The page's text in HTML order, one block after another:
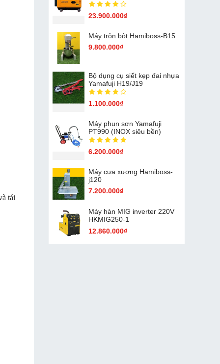
tái
23.900.000₫
Máy trộn bột Hamiboss-B15
9.800.000₫
Bộ dụng cụ siết kẹp đai nhựa
Yamafuji H19/J19
1.100.000₫
Máy phun sơn Yamafuji
PT990 (INOX siêu bền)
6.200.000₫
Máy cưa xương Hamiboss-
j120
7.200.000₫
Máy hàn MIG inverter 220V
HKMIG250-1
12.860.000₫